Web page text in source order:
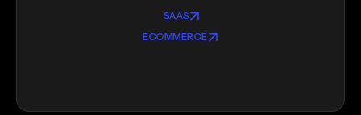
SAAS
ECOMMERCE